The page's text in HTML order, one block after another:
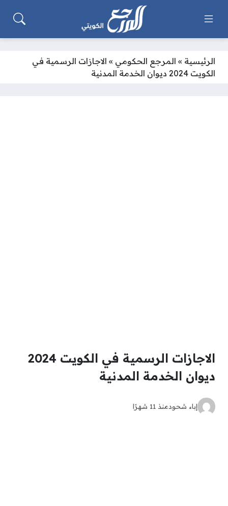
الرئيسية » المرجع الحكومي » الاجازات الرسمية في
الكويت 2024 ديوان الخدمة المدنية
الاجازات الرسمية في الكويت 2024
ديوان الخدمة المدنية
إباء شحودمنذ 11 شهرًا